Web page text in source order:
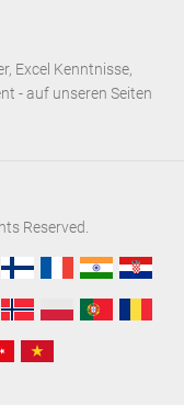
Excel Kenntnisse,
- auf unseren Seiten
Reserved.